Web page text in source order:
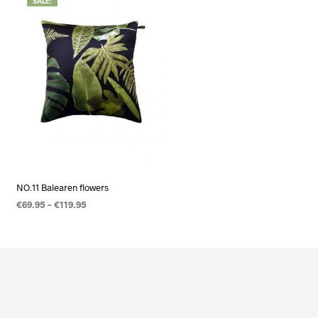
NO.11 Balearen flowers
€69.95–€119.95